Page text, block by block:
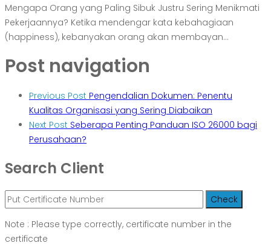
Mengapa Orang yang Paling Sibuk Justru Sering Menikmati
Pekerjaannya? Ketika mendengar kata kebahagiaan
(happiness), kebanyakan orang akan membayan...
Post navigation
Previous Post Pengendalian Dokumen: Penentu
Kualitas Organisasi yang Sering Diabaikan
Next Post Seberapa Penting Panduan ISO 26000 bagi
Perusahaan?
Search Client
Note : Please type correctly, certificate number in the
certificate